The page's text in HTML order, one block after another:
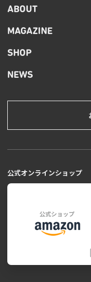
ABOUT
MAGAZINE
SHOP
NEWS
公式オンラインショップ
公式ショップ